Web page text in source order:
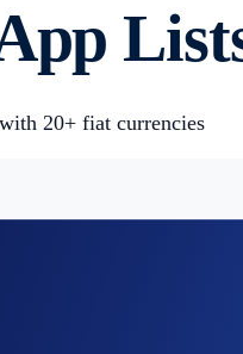
20+ fiat currencies